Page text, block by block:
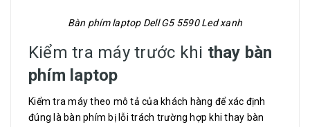
Bàn phím laptop Dell G5 5590 Led xanh
Kiểm tra máy trước khi thay bàn
phím laptop
Kiểm tra máy theo mô tả của khách hàng để xác định
đúng là bàn phím bị lỗi trách trường hợp khi thay bàn